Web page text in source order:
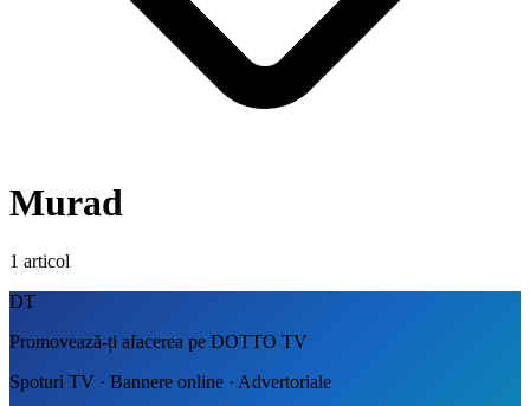
Murad
1 articol
DT
Promovează-ți afacerea pe DOTTO TV
Spoturi TV · Bannere online · Advertoriale